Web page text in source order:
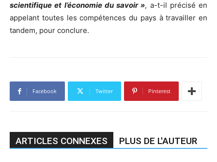
scientifique et l’économie du savoir », a-t-il précisé en
appelant toutes les compétences du pays à travailler en
tandem, pour conclure.
Facebook Twitter Pinterest
ARTICLES CONNEXES PLUS DE L'AUTEUR